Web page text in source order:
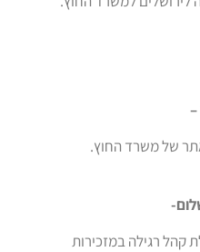
של משרד החוץ.
קהל רגילה במזכירות